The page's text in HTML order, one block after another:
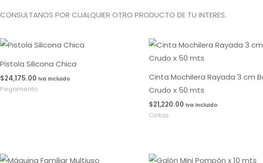
CONSULTANOS POR CUALQUIER OTRO PRODUCTO DE TU INTERES.
Pistola Silicona Chica
$24,175.00 Iva Incluido
Pegamento
Cinta Mochilera Rayada 3 cm
Crudo x 50 mts
$21,220.00 Iva Incluido
Cintas